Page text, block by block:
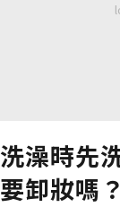
洗澡時先
要卸妝嗎